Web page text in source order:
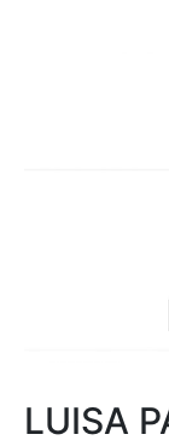
LUISA